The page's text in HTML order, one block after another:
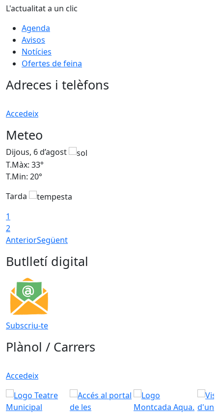
L'actualitat a un clic
Agenda
Avisos
Notícies
Ofertes de feina
Adreces i telèfons
Accedeix
Meteo
Dijous, 6 d’agost
T.Màx: 33°
T.Min: 20°
Tarda
1
2
AnteriorSegüent
Butlletí digital
Subscriu-te
Plànol / Carrers
Accedeix